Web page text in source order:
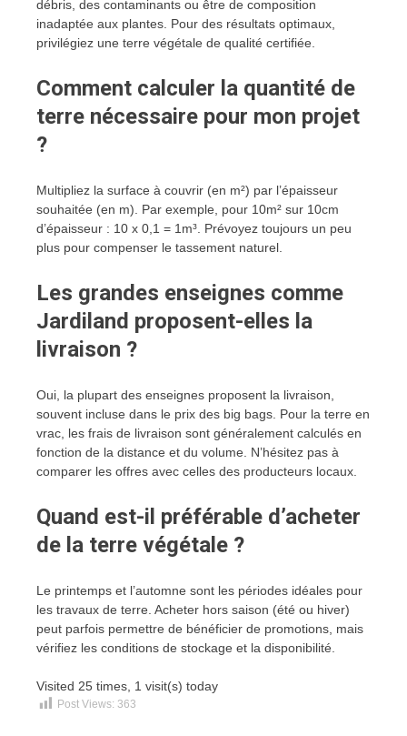
débris, des contaminants ou être de composition
inadaptée aux plantes. Pour des résultats optimaux,
privilégiez une terre végétale de qualité certifiée.
Comment calculer la quantité de
terre nécessaire pour mon projet
?
Multipliez la surface à couvrir (en m²) par l’épaisseur
souhaitée (en m). Par exemple, pour 10m² sur 10cm
d’épaisseur : 10 x 0,1 = 1m³. Prévoyez toujours un peu
plus pour compenser le tassement naturel.
Les grandes enseignes comme
Jardiland proposent-elles la
livraison ?
Oui, la plupart des enseignes proposent la livraison,
souvent incluse dans le prix des big bags. Pour la terre en
vrac, les frais de livraison sont généralement calculés en
fonction de la distance et du volume. N’hésitez pas à
comparer les offres avec celles des producteurs locaux.
Quand est-il préférable d’acheter
de la terre végétale ?
Le printemps et l’automne sont les périodes idéales pour
les travaux de terre. Acheter hors saison (été ou hiver)
peut parfois permettre de bénéficier de promotions, mais
vérifiez les conditions de stockage et la disponibilité.
Visited 25 times, 1 visit(s) today
Post Views: 363